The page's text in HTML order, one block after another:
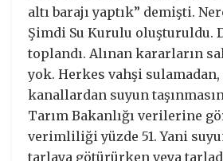
altı barajı yaptık” demişti.
Şimdi Su Kurulu oluşturuldu.
toplandı. Alınan kararların
yok. Herkes vahşi sulamadan,
kanallardan suyun
Tarım Bakanlığı verilerine
verimliliği yüzde 51. Yani
tarlaya götürürken veya